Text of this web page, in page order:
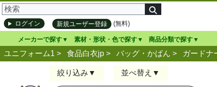
ログイン 新規ユーザー登録 (無料)
メーカーで探す 素材・形状・色で探す 商品分類で探す
ユニフォーム1 > 食品白衣jp > バッグ・かばん > ガードナ
絞り込み 並べ替え